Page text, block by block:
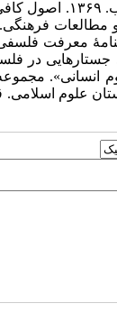
علوم انسانی و مطالعات
فصلنامۀ معرفت
مرادی، مجید. ۱۳۸۵. اسلامی‌سازی معرفت. قم: پژوهشگاه حوزه و دانشگاه. مصباح یزدی،
۱۳۹۱. «جریان‌شناسی تولید علوم
علوم اسلامی.